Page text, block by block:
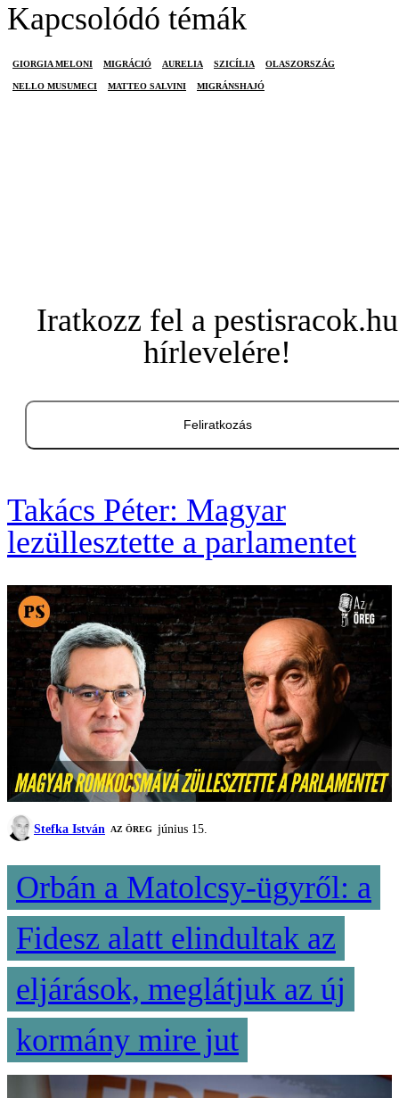
Kapcsolódó témák
GIORGIA MELONI MIGRÁCIÓ AURELIA SZICÍLIA OLASZORSZÁG
NELLO MUSUMECI MATTEO SALVINI MIGRÁNSHAJÓ
Iratkozz fel a pestisracok.hu
hírlevelére!
Feliratkozás
Takács Péter: Magyar
lezüllesztette a parlamentet
Stefka István AZ ÖREG június 15.
Orbán a Matolcsy-ügyről: a
Fidesz alatt elindultak az
eljárások, meglátjuk az új
kormány mire jut